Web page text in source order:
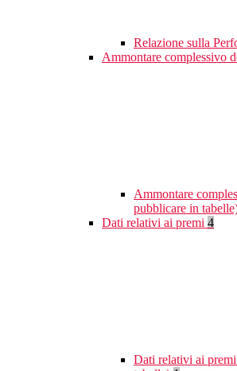
Relazione sulla
Ammontare complessivo
Ammontare
pubblicare in
Dati relativi ai premi 4
Dati relativi ai